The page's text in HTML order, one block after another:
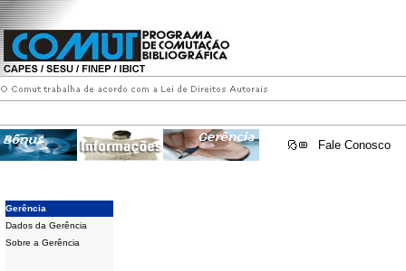
Fale Conosco
Gerência
Dados da Gerência
Sobre a Gerência